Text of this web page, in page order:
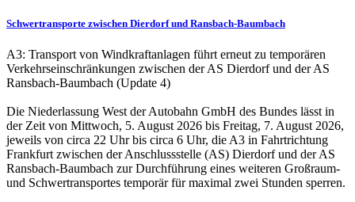
Schwertransporte zwischen Dierdorf und Ransbach-Baumbach
A3: Transport von Windkraftanlagen führt erneut zu temporären
Verkehrseinschränkungen zwischen der AS Dierdorf und der AS
Ransbach-Baumbach (Update 4)
Die Niederlassung West der Autobahn GmbH des Bundes lässt in
der Zeit von Mittwoch, 5. August 2026 bis Freitag, 7. August 2026,
jeweils von circa 22 Uhr bis circa 6 Uhr, die A3 in Fahrtrichtung
Frankfurt zwischen der Anschlussstelle (AS) Dierdorf und der AS
Ransbach-Baumbach zur Durchführung eines weiteren Großraum-
und Schwertransportes temporär für maximal zwei Stunden sperren.